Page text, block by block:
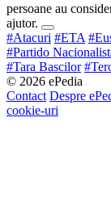
persoane au
ajutor.
#Atacuri #ETA
#Partido
#Tara Bascilor
© 2026 ePedia
Contact Despre
cookie-uri